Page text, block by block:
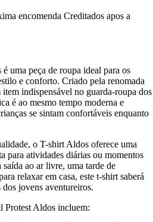
encomenda Creditados apos a
uma peça de roupa ideal para os
e conforto. Criado pela renomada
indispensável no guarda-roupa dos
é ao mesmo tempo moderna e
se sintam confortáveis enquanto
o T-shirt Aldos oferece uma
para atividades diárias ou momentos
ao ar livre, uma tarde de
relaxar em casa, este t-shirt saberá
dos jovens aventureiros.
Protest Aldos incluem: